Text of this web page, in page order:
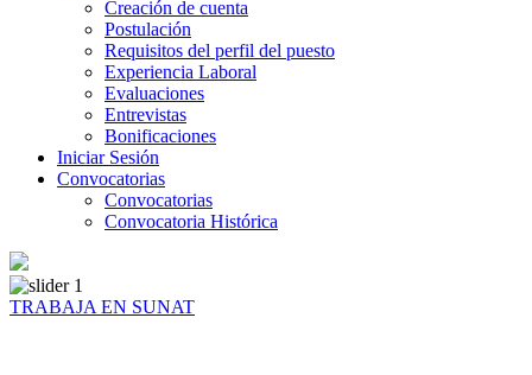
Creación de cuenta
Postulación
Requisitos del perfil del puesto
Experiencia Laboral
Evaluaciones
Entrevistas
Bonificaciones
Iniciar Sesión
Convocatorias
Convocatorias
Convocatoria Histórica
TRABAJA EN SUNAT